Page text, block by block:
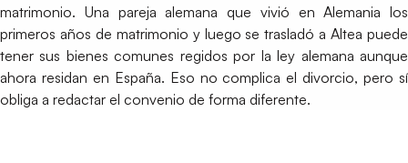
matrimonio. Una pareja alemana que vivió en Alemania los
primeros años de matrimonio y luego se trasladó a Altea puede
tener sus bienes comunes regidos por la ley alemana aunque
ahora residan en España. Eso no complica el divorcio, pero sí
obliga a redactar el convenio de forma diferente.